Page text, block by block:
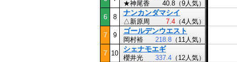
★神尾香
40.8（9人気）
6
8
ナンカンダマシイ
△新原周 7.4 （4人気）
7
9
ゴールデンウエスト
岡村裕 218.8 （11人気）
7
10
シェナモエギ
櫻井光 337.4 （12人気）